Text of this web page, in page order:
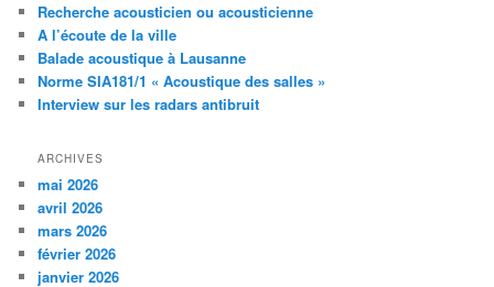
Recherche acousticien ou acousticienne
A l’écoute de la ville
Balade acoustique à Lausanne
Norme SIA181/1 « Acoustique des salles »
Interview sur les radars antibruit
ARCHIVES
mai 2026
avril 2026
mars 2026
février 2026
janvier 2026